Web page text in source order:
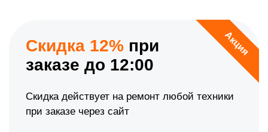
Акция
Скидка 12% при
заказе до 12:00
Скидка действует на ремонт любой техники
при заказе через сайт